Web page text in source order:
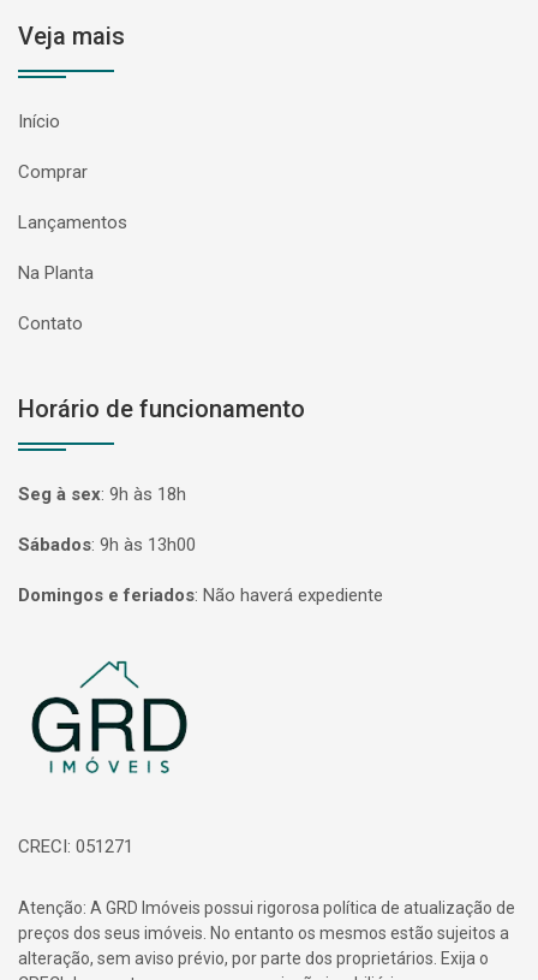
Veja mais
Início
Comprar
Lançamentos
Na Planta
Contato
Horário de funcionamento
Seg à sex: 9h às 18h
Sábados: 9h às 13h00
Domingos e feriados: Não haverá expediente
Página inicial
CRECI: 051271
Atenção: A GRD Imóveis possui rigorosa política de atualização de
preços dos seus imóveis. No entanto os mesmos estão sujeitos a
alteração, sem aviso prévio, por parte dos proprietários. Exija o